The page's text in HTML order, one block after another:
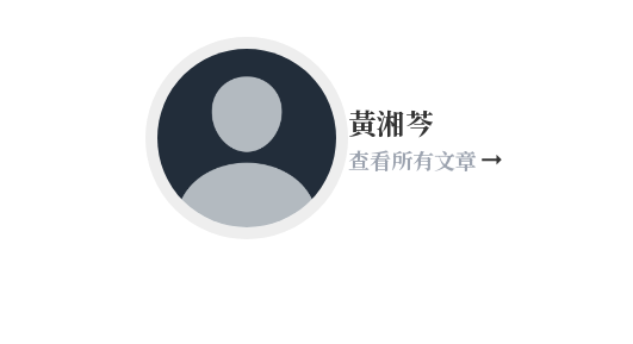
黃湘芩
查看所有文章